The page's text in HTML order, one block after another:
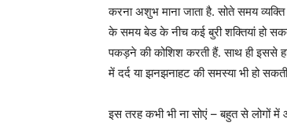
करना अशुभ माना जाता है. सोते समय
के समय बेड के नीच कई बुरी शक्तियां हो
पकड़ने की कोशिश करती हैं. साथ ही इससे
में दर्द या झनझनाहट की समस्या भी हो
इस तरह कभी भी ना सोएं – बहुत से लोगों में